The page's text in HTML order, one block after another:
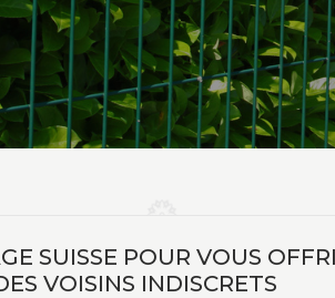
SUISSE POUR VOUS
VOISINS INDISCRETS